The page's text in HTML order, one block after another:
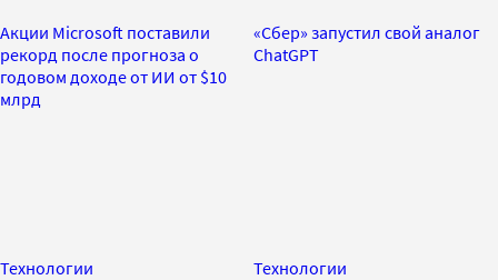
Акции Microsoft поставили
рекорд после прогноза о
годовом доходе от ИИ от $10
млрд
«Сбер» запустил свой аналог
ChatGPT
Технологии Технологии